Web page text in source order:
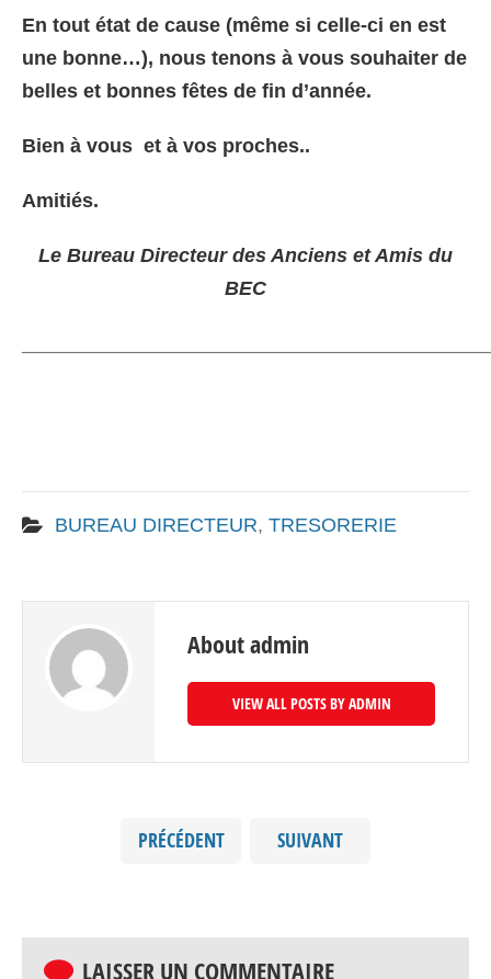
En tout état de cause (même si celle-ci en est
une bonne…), nous tenons à vous souhaiter de
belles et bonnes fêtes de fin d’année.
Bien à vous et à vos proches..
Amitiés.
Le Bureau Directeur des Anciens et Amis du
BEC
BUREAU DIRECTEUR, TRESORERIE
About admin
VIEW ALL POSTS BY ADMIN
PRÉCÉDENT SUIVANT
LAISSER UN COMMENTAIRE